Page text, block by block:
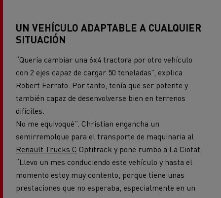
UN VEHÍCULO ADAPTABLE A CUALQUIER
SITUACIÓN
“Quería cambiar una 6x4 tractora por otro vehículo
con 2 ejes capaz de cargar 50 toneladas”, explica
Robert Ferrato. Por tanto, tenía que ser potente y
también capaz de desenvolverse bien en terrenos
difíciles.
No me equivoqué”. Christian engancha un
semirremolque para el transporte de maquinaria al
Renault Trucks C Optitrack y pone rumbo a La Ciotat.
“Llevo un mes conduciendo este vehículo y hasta el
momento estoy muy contento, porque tiene unas
prestaciones que no esperaba, especialmente en un